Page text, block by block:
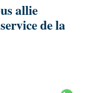
allie
de la